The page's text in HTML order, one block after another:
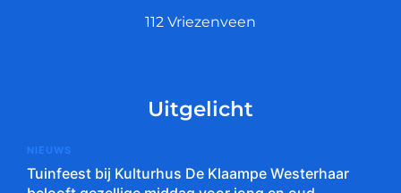
112 Vriezenveen
Uitgelicht
NIEUWS
Tuinfeest bij Kulturhus De Klaampe Westerhaar